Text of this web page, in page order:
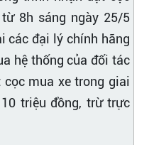
8h sáng ngày 25/5
các đại lý chính hãng
hệ thống của đối tác
cọc mua xe trong giai
triệu đồng, trừ trực